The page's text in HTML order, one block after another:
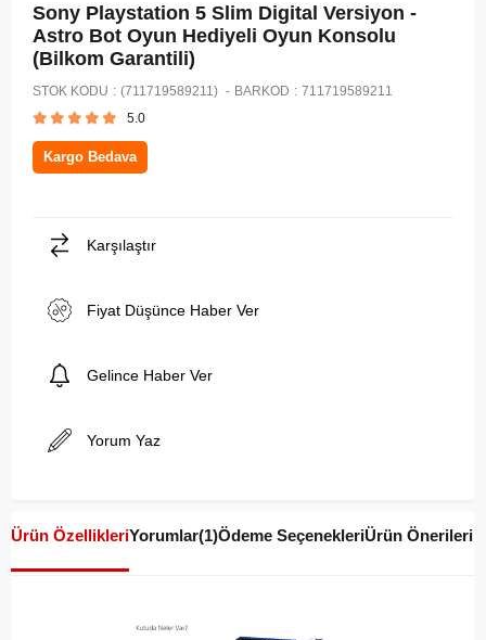
Sony Playstation 5 Slim Digital Versiyon -
Astro Bot Oyun Hediyeli Oyun Konsolu
(Bilkom Garantili)
STOK KODU (711719589211) BARKOD : 711719589211
5.0
Kargo Bedava
Karşılaştır
Fiyat Düşünce Haber Ver
Gelince Haber Ver
Yorum Yaz
Ürün ÖzellikleriYorumlar(1)Ödeme SeçenekleriÜrün Önerileri